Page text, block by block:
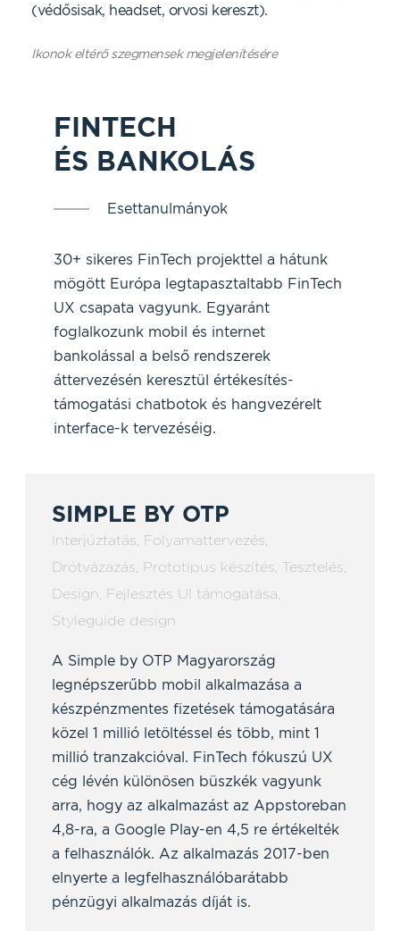
(védősisak, headset, orvosi kereszt).
Ikonok eltérő szegmensek megjelenítésére
FINTECH
ÉS BANKOLÁS
Esettanulmányok
30+ sikeres FinTech projekttel a hátunk
mögött Európa legtapasztaltabb FinTech
UX csapata vagyunk. Egyaránt
foglalkozunk mobil és internet
bankolással a belső rendszerek
áttervezésén keresztül értékesítés-
támogatási chatbotok és hangvezérelt
interface-k tervezéséig.
SIMPLE BY OTP
Interjúztatás, Folyamattervezés,
Drótvázazás, Prototípus készítés, Tesztelés,
Design, Fejlesztés UI támogatása,
Styleguide design
A Simple by OTP Magyarország
legnépszerűbb mobil alkalmazása a
készpénzmentes fizetések támogatására
közel 1 millió letöltéssel és több, mint 1
millió tranzakcióval. FinTech fókuszú UX
cég lévén különösen büszkék vagyunk
arra, hogy az alkalmazást az Appstoreban
4,8-ra, a Google Play-en 4,5 re értékelték
a felhasználók. Az alkalmazás 2017-ben
elnyerte a legfelhasználóbarátabb
pénzügyi alkalmazás díját is.